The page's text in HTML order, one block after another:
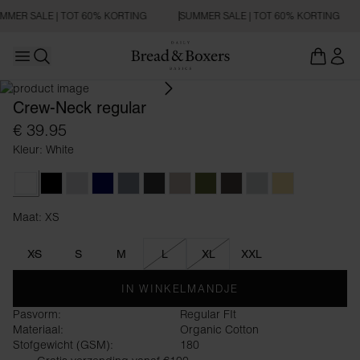
SALE | TOT 60% KORTING SUMMER SALE | TOT 60% KORTING
Open main menu
REGULAR FIT
Crew-Neck regular
€ 39.95
Kleur: White
Maat: XS
XS S M L XL XXL
IN WINKELMANDJE
Pasvorm:
Regular FIt
Materiaal:
Organic Cotton
Stofgewicht (GSM):
180